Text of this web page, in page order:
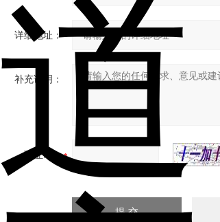
详细地址：
补充说明：
验证码：